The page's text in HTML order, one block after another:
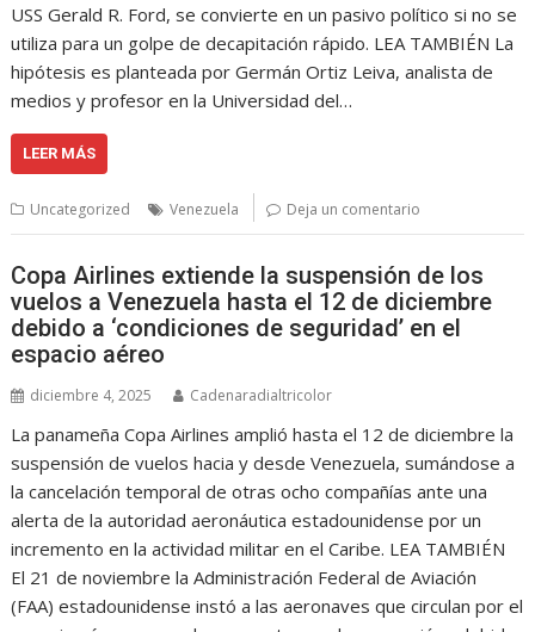
USS Gerald R. Ford, se convierte en un pasivo político si no se
utiliza para un golpe de decapitación rápido. LEA TAMBIÉN La
hipótesis es planteada por Germán Ortiz Leiva, analista de
medios y profesor en la Universidad del…
LEER MÁS
Uncategorized Venezuela Deja un comentario
Copa Airlines extiende la suspensión de los
vuelos a Venezuela hasta el 12 de diciembre
debido a ‘condiciones de seguridad’ en el
espacio aéreo
diciembre 4, 2025 Cadenaradialtricolor
La panameña Copa Airlines amplió hasta el 12 de diciembre la
suspensión de vuelos hacia y desde Venezuela, sumándose a
la cancelación temporal de otras ocho compañías ante una
alerta de la autoridad aeronáutica estadounidense por un
incremento en la actividad militar en el Caribe. LEA TAMBIÉN
El 21 de noviembre la Administración Federal de Aviación
(FAA) estadounidense instó a las aeronaves que circulan por el